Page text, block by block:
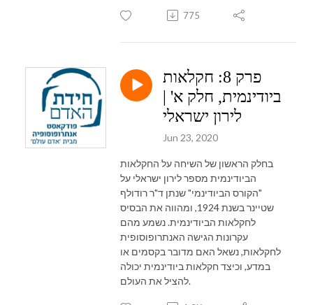
775
פרק 8: חקלאות
ביודינמית, חלק א' |
לירון ישראלי
Jun 23, 2020
בחלק הראשון של השיחה על החקלאות
הביודינמית מספר לירון ישראלי על
"הקורס הביודינמי" שנתן ד"ר רודולף
שטיינר בשנת 1924, ומהווה את הבסיס
לחקלאות הביודינמית. נשמע מהם
עקרונות הגישה האנתרופוסופית
לחקלאות, נשאל האם מדובר בקסמים או
במדע, וכיצד חקלאות ביודינמית יכולה
להציל את העולם.